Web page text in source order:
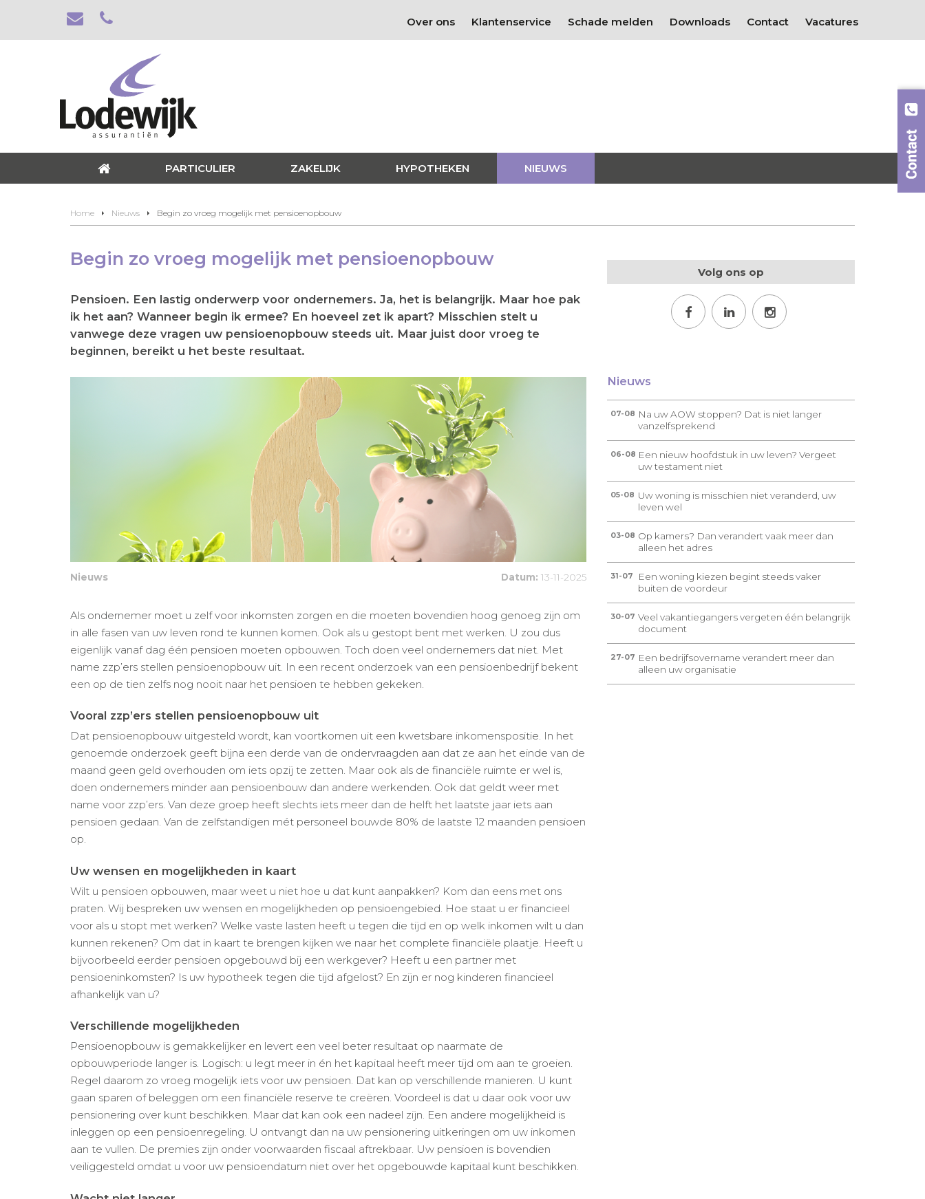
Over ons Klantenservice Schade melden Downloads Contact Vacatures
PARTICULIER ZAKELIJK HYPOTHEKEN NIEUWS
Home Nieuws Begin zo vroeg mogelijk met pensioenopbouw
Begin zo vroeg mogelijk met pensioenopbouw
Pensioen. Een lastig onderwerp voor ondernemers. Ja, het is belangrijk. Maar hoe pak
ik het aan? Wanneer begin ik ermee? En hoeveel zet ik apart? Misschien stelt u
vanwege deze vragen uw pensioenopbouw steeds uit. Maar juist door vroeg te
beginnen, bereikt u het beste resultaat.
Nieuws Datum: 13-11-2025
Als ondernemer moet u zelf voor inkomsten zorgen en die moeten bovendien hoog genoeg zijn om
in alle fasen van uw leven rond te kunnen komen. Ook als u gestopt bent met werken. U zou dus
eigenlijk vanaf dag één pensioen moeten opbouwen. Toch doen veel ondernemers dat niet. Met
name zzp’ers stellen pensioenopbouw uit. In een recent onderzoek van een pensioenbedrijf bekent
een op de tien zelfs nog nooit naar het pensioen te hebben gekeken.
Vooral zzp’ers stellen pensioenopbouw uit
Dat pensioenopbouw uitgesteld wordt, kan voortkomen uit een kwetsbare inkomenspositie. In het
genoemde onderzoek geeft bijna een derde van de ondervraagden aan dat ze aan het einde van de
maand geen geld overhouden om iets opzij te zetten. Maar ook als de financiële ruimte er wel is,
doen ondernemers minder aan pensioenbouw dan andere werkenden. Ook dat geldt weer met
name voor zzp’ers. Van deze groep heeft slechts iets meer dan de helft het laatste jaar iets aan
pensioen gedaan. Van de zelfstandigen mét personeel bouwde 80% de laatste 12 maanden pensioen
op.
Uw wensen en mogelijkheden in kaart
Wilt u pensioen opbouwen, maar weet u niet hoe u dat kunt aanpakken? Kom dan eens met ons
praten. Wij bespreken uw wensen en mogelijkheden op pensioengebied. Hoe staat u er financieel
voor als u stopt met werken? Welke vaste lasten heeft u tegen die tijd en op welk inkomen wilt u dan
kunnen rekenen? Om dat in kaart te brengen kijken we naar het complete financiële plaatje. Heeft u
bijvoorbeeld eerder pensioen opgebouwd bij een werkgever? Heeft u een partner met
pensioeninkomsten? Is uw hypotheek tegen die tijd afgelost? En zijn er nog kinderen financieel
afhankelijk van u?
Verschillende mogelijkheden
Pensioenopbouw is gemakkelijker en levert een veel beter resultaat op naarmate de
opbouwperiode langer is. Logisch: u legt meer in én het kapitaal heeft meer tijd om aan te groeien.
Regel daarom zo vroeg mogelijk iets voor uw pensioen. Dat kan op verschillende manieren. U kunt
gaan sparen of beleggen om een financiële reserve te creëren. Voordeel is dat u daar ook voor uw
pensionering over kunt beschikken. Maar dat kan ook een nadeel zijn. Een andere mogelijkheid is
inleggen op een pensioenregeling. U ontvangt dan na uw pensionering uitkeringen om uw inkomen
aan te vullen. De premies zijn onder voorwaarden fiscaal aftrekbaar. Uw pensioen is bovendien
veiliggesteld omdat u voor uw pensioendatum niet over het opgebouwde kapitaal kunt beschikken.
Volg ons op
Nieuws
07-08 Na uw AOW stoppen? Dat is niet langer
vanzelfsprekend
06-08 Een nieuw hoofdstuk in uw leven? Vergeet
uw testament niet
05-08 Uw woning is misschien niet veranderd, uw
leven wel
03-08 Op kamers? Dan verandert vaak meer dan
alleen het adres
31-07
Een woning kiezen begint steeds vaker
buiten de voordeur
30-07 Veel vakantiegangers vergeten één belangrijk
document
27-07 Een bedrijfsovername verandert meer dan
alleen uw organisatie